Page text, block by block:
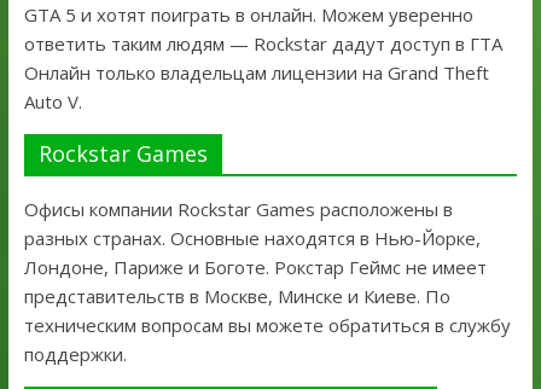
GTA 5 и хотят поиграть в онлайн. Можем уверенно
ответить таким людям — Rockstar дадут доступ в ГТА
Онлайн только владельцам лицензии на Grand Theft
Auto V.
Rockstar Games
Офисы компании Rockstar Games расположены в
разных странах. Основные находятся в Нью-Йорке,
Лондоне, Париже и Боготе. Рокстар Геймс не имеет
представительств в Москве, Минске и Киеве. По
техническим вопросам вы можете обратиться в службу
поддержки.